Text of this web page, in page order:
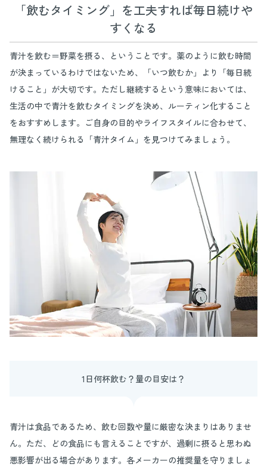
「飲むタイミング」を工夫すれば毎日続けや
すくなる
青汁を飲む＝野菜を摂る、ということです。薬のように飲む時間
が決まっているわけではないため、「いつ飲むか」より「毎日続
けること」が大切です。ただし継続するという意味においては、
生活の中で青汁を飲むタイミングを決め、ルーティン化すること
をおすすめします。ご自身の目的やライフスタイルに合わせて、
無理なく続けられる「青汁タイム」を見つけてみましょう。
1日何杯飲む？量の目安は？
青汁は食品であるため、飲む回数や量に厳密な決まりはありませ
ん。ただ、どの食品にも言えることですが、過剰に摂ると思わぬ
悪影響が出る場合があります。各メーカーの推奨量を守りましょ